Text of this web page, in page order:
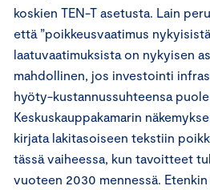
koskien TEN-T asetusta. Lain
että ”poikkeusvaatimus
laatuvaatimuksista on nykyisen
mahdollinen, jos investointi
hyöty-kustannussuhteensa
Keskuskauppakamarin
kirjata lakitasoiseen tekstiin
tässä vaiheessa, kun tavoitteet
vuoteen 2030 mennessä. Etenkin